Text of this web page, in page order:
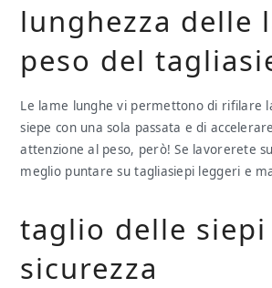
lunghezza delle
peso del
Le lame lunghe vi permettono di rifilare
siepe con una sola passata e di
attenzione al peso, però! Se lavorerete
meglio puntare su tagliasiepi leggeri e
taglio delle siepi
sicurezza